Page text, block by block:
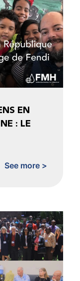
EN
: LE
See more >